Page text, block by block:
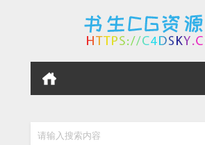
请输入搜索内容